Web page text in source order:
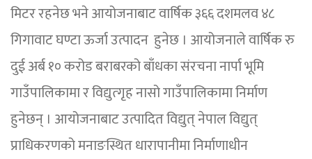
मिटर रहनेछ भने आयोजनाबाट वार्षिक ३६६ दशमलव ४८
गिगावाट घण्टा ऊर्जा उत्पादन हुनेछ । आयोजनाले वार्षिक रु
दुई अर्ब १० करोड बराबरको बाँधका संरचना नार्पा भूमि
गाउँपालिकामा र विद्युत्गृह नासो गाउँपालिकामा निर्माण
हुनेछन् । आयोजनाबाट उत्पादित विद्युत् नेपाल विद्युत्
प्राधिकरणको मनाङस्थित धारापानीमा निर्माणाधीन